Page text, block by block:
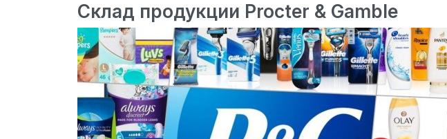
Склад продукции Procter & Gamble